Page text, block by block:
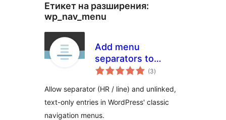
Етикет на разширения:
wp_nav_menu
Add menu
separators to
navigation
(3общо
оценки
)
Allow separator (HR / line) and unlinked,
text-only entries in WordPress' classic
navigation menus.